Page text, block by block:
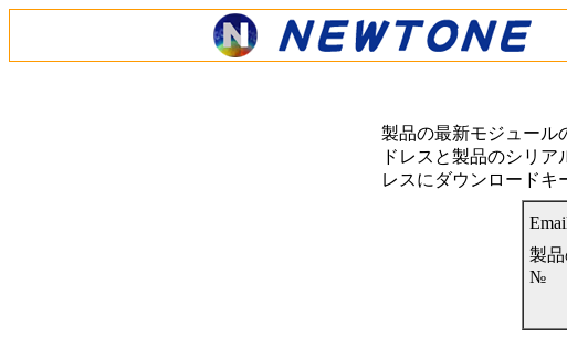
製品の最新モジュール
ドレスと製品のシリ
レスにダウンロードキ
製
№